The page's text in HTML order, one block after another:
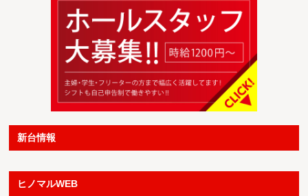
新台情報
ヒノマルWEB